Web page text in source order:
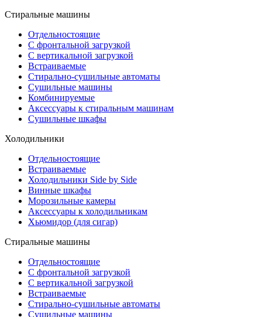
Стиральные машины
Отдельностоящие
С фронтальной загрузкой
С вертикальной загрузкой
Встраиваемые
Стирально-сушильные автоматы
Сушильные машины
Комбинируемые
Аксессуары к стиральным машинам
Сушильные шкафы
Холодильники
Отдельностоящие
Встраиваемые
Холодильники Side by Side
Винные шкафы
Морозильные камеры
Аксессуары к холодильникам
Хьюмидор (для сигар)
Стиральные машины
Отдельностоящие
С фронтальной загрузкой
С вертикальной загрузкой
Встраиваемые
Стирально-сушильные автоматы
Сушильные машины